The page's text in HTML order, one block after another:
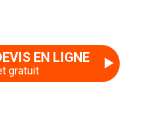
EN LIGNE
gratuit